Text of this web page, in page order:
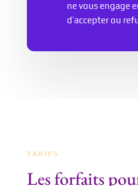
ne vous engage
d’accepter ou
TARIFS
Les forfaits